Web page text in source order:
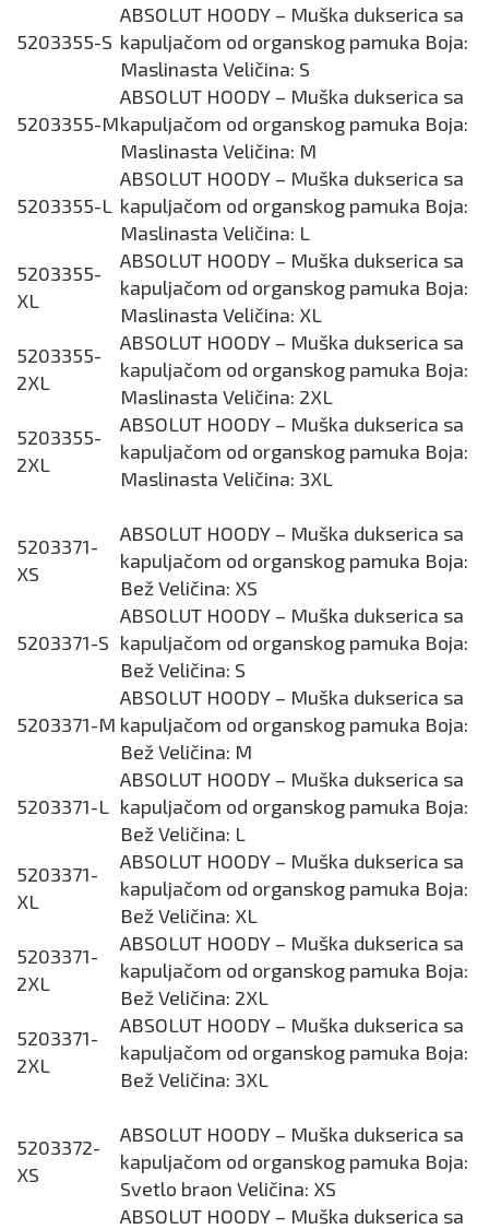
5203355-S
ABSOLUT HOODY – Muška dukserica sa
kapuljačom od organskog pamuka Boja:
Maslinasta Veličina: S
5203355-M
ABSOLUT HOODY – Muška dukserica sa
kapuljačom od organskog pamuka Boja:
Maslinasta Veličina: M
5203355-L
ABSOLUT HOODY – Muška dukserica sa
kapuljačom od organskog pamuka Boja:
Maslinasta Veličina: L
5203355-
XL
ABSOLUT HOODY – Muška dukserica sa
kapuljačom od organskog pamuka Boja:
Maslinasta Veličina: XL
5203355-
2XL
ABSOLUT HOODY – Muška dukserica sa
kapuljačom od organskog pamuka Boja:
Maslinasta Veličina: 2XL
5203355-
2XL
ABSOLUT HOODY – Muška dukserica sa
kapuljačom od organskog pamuka Boja:
Maslinasta Veličina: 3XL
5203371-
XS
ABSOLUT HOODY – Muška dukserica sa
kapuljačom od organskog pamuka Boja:
Bež Veličina: XS
5203371-S
ABSOLUT HOODY – Muška dukserica sa
kapuljačom od organskog pamuka Boja:
Bež Veličina: S
5203371-M
ABSOLUT HOODY – Muška dukserica sa
kapuljačom od organskog pamuka Boja:
Bež Veličina: M
5203371-L
ABSOLUT HOODY – Muška dukserica sa
kapuljačom od organskog pamuka Boja:
Bež Veličina: L
5203371-
XL
ABSOLUT HOODY – Muška dukserica sa
kapuljačom od organskog pamuka Boja:
Bež Veličina: XL
5203371-
2XL
ABSOLUT HOODY – Muška dukserica sa
kapuljačom od organskog pamuka Boja:
Bež Veličina: 2XL
5203371-
2XL
ABSOLUT HOODY – Muška dukserica sa
kapuljačom od organskog pamuka Boja:
Bež Veličina: 3XL
5203372-
XS
ABSOLUT HOODY – Muška dukserica sa
kapuljačom od organskog pamuka Boja:
Svetlo braon Veličina: XS
ABSOLUT HOODY – Muška dukserica sa